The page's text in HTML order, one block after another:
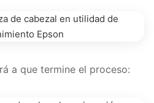
a que termine el proceso: